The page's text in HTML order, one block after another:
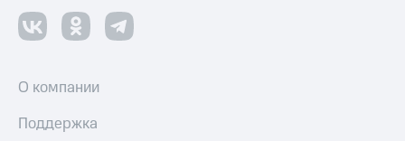
О компании
Поддержка